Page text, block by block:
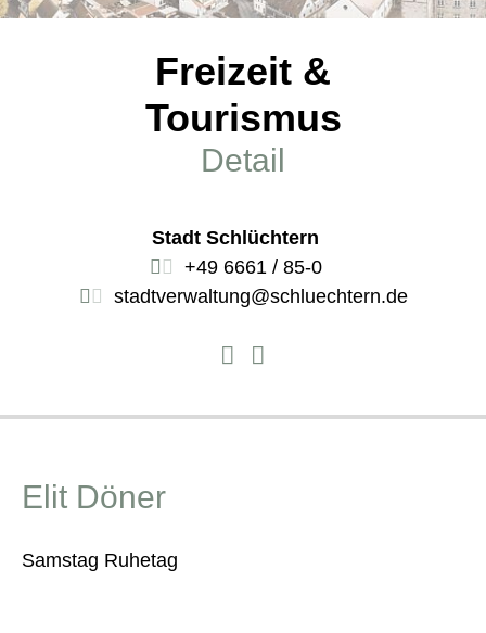
Freizeit &
Tourismus
Detail
Stadt Schlüchtern
+49 6661 / 85-0
stadtverwaltung@schluechtern.de
Elit Döner
Samstag Ruhetag